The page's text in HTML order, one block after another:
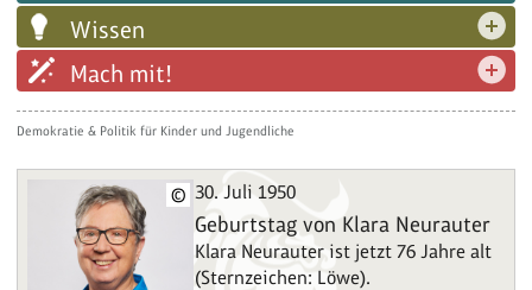
Wissen
Mach mit!
Demokratie & Politik für Kinder und Jugendliche
© 30. Juli 1950
Geburtstag von Klara Neurauter
Klara Neurauter ist jetzt 76 Jahre alt
(Sternzeichen: Löwe).